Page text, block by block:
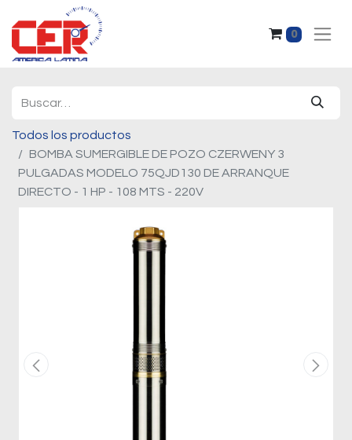
0
Todos los productos
BOMBA SUMERGIBLE DE POZO CZERWENY 3
PULGADAS MODELO 75QJD130 DE ARRANQUE
DIRECTO - 1 HP - 108 MTS - 220V